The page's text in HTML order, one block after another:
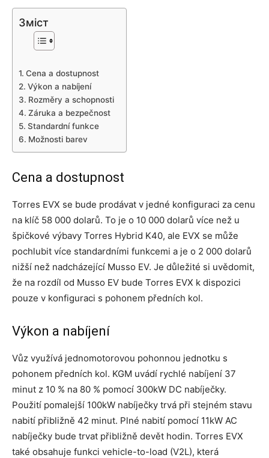
Зміст
Cena a dostupnost
Výkon a nabíjení
Rozměry a schopnosti
Záruka a bezpečnost
Standardní funkce
Možnosti barev
Cena a dostupnost
Torres EVX se bude prodávat v jedné konfiguraci za cenu
na klíč 58 000 dolarů. To je o 10 000 dolarů více než u
špičkové výbavy Torres Hybrid K40, ale EVX se může
pochlubit více standardními funkcemi a je o 2 000 dolarů
nižší než nadcházející Musso EV. Je důležité si uvědomit,
že na rozdíl od Musso EV bude Torres EVX k dispozici
pouze v konfiguraci s pohonem předních kol.
Výkon a nabíjení
Vůz využívá jednomotorovou pohonnou jednotku s
pohonem předních kol. KGM uvádí rychlé nabíjení 37
minut z 10 % na 80 % pomocí 300kW DC nabíječky.
Použití pomalejší 100kW nabíječky trvá při stejném stavu
nabití přibližně 42 minut. Plné nabití pomocí 11kW AC
nabíječky bude trvat přibližně devět hodin. Torres EVX
také obsahuje funkci vehicle-to-load (V2L), která